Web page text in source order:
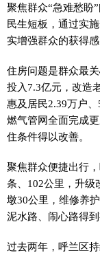
聚焦群众“急难愁盼
民生短板，通过实
实增强群众的获得
住房问题是群众最
投入7.3亿元，改造
惠及居民2.39万户
燃气管网全面完成
住条件得以改善。
聚焦群众便捷出行
条、102公里，升级
墩30公里，维修养
泥水路、闹心路得到
过去两年，呼兰区